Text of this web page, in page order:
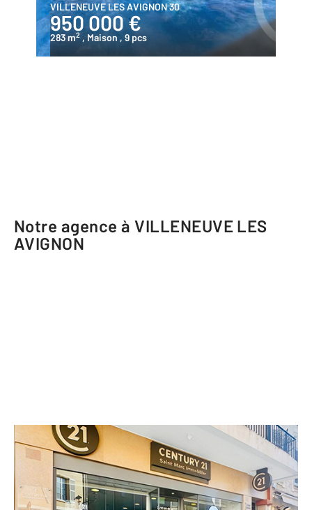
VILLENEUVE LES AVIGNON 30
950 000 €
283 m2 , Maison , 9 pcs
Notre agence à VILLENEUVE LES
AVIGNON
CENTURY 21 Saint Marc Immobilier
1 place Saint Marc
VILLENEUVE LES AVIGNON - 30400